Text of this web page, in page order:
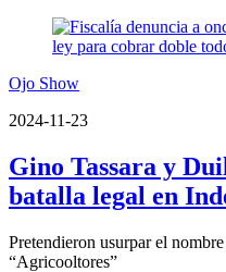
Ojo Show
2024-11-23
Gino Tassara y
batalla legal en
Pretendieron usurpar el
“Agricooltores”